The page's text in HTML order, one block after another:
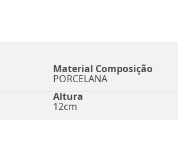
Material Composição
PORCELANA
Altura
12cm